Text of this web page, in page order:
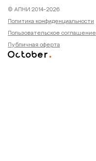
© АПНИ 2014-2026
Политика конфиденциальности
Пользовательское соглашение
Публичная оферта